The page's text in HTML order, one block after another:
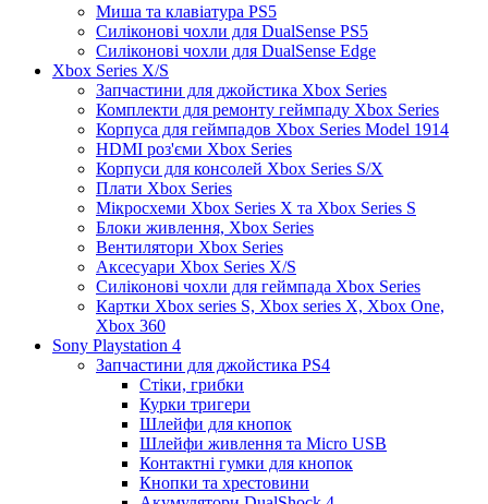
Миша та клавіатура PS5
Силіконові чохли для DualSense PS5
Силіконові чохли для DualSense Edge
Xbox Series X/S
Запчастини для джойстика Xbox Series
Комплекти для ремонту геймпаду Xbox Series
Корпуса для геймпадов Xbox Series Model 1914
HDMI роз'єми Xbox Series
Корпуси для консолей Xbox Series S/X
Плати Xbox Series
Мікросхеми Xbox Series X та Xbox Series S
Блоки живлення, Xbox Series
Вентилятори Xbox Series
Аксесуари Xbox Series X/S
Силіконові чохли для геймпада Xbox Series
Картки Xbox series S, Xbox series X, Xbox One,
Xbox 360
Sony Playstation 4
Запчастини для джойстика PS4
Стіки, грибки
Курки тригери
Шлейфи для кнопок
Шлейфи живлення та Micro USB
Контактні гумки для кнопок
Кнопки та хрестовини